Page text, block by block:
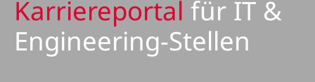
Karriereportal für IT &
Engineering-Stellen